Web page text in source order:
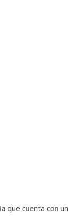
que cuenta con un